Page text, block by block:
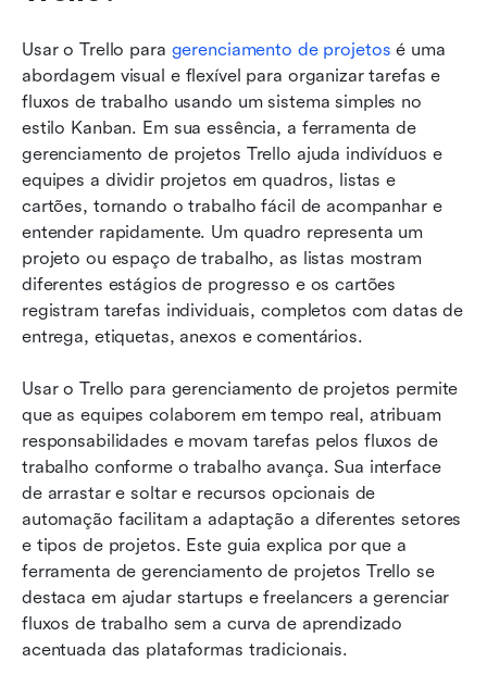
Usar o Trello para gerenciamento de projetos é uma
abordagem visual e flexível para organizar tarefas e
fluxos de trabalho usando um sistema simples no
estilo Kanban. Em sua essência, a ferramenta de
gerenciamento de projetos Trello ajuda indivíduos e
equipes a dividir projetos em quadros, listas e
cartões, tornando o trabalho fácil de acompanhar e
entender rapidamente. Um quadro representa um
projeto ou espaço de trabalho, as listas mostram
diferentes estágios de progresso e os cartões
registram tarefas individuais, completos com datas de
entrega, etiquetas, anexos e comentários.
Usar o Trello para gerenciamento de projetos permite
que as equipes colaborem em tempo real, atribuam
responsabilidades e movam tarefas pelos fluxos de
trabalho conforme o trabalho avança. Sua interface
de arrastar e soltar e recursos opcionais de
automação facilitam a adaptação a diferentes setores
e tipos de projetos. Este guia explica por que a
ferramenta de gerenciamento de projetos Trello se
destaca em ajudar startups e freelancers a gerenciar
fluxos de trabalho sem a curva de aprendizado
acentuada das plataformas tradicionais.